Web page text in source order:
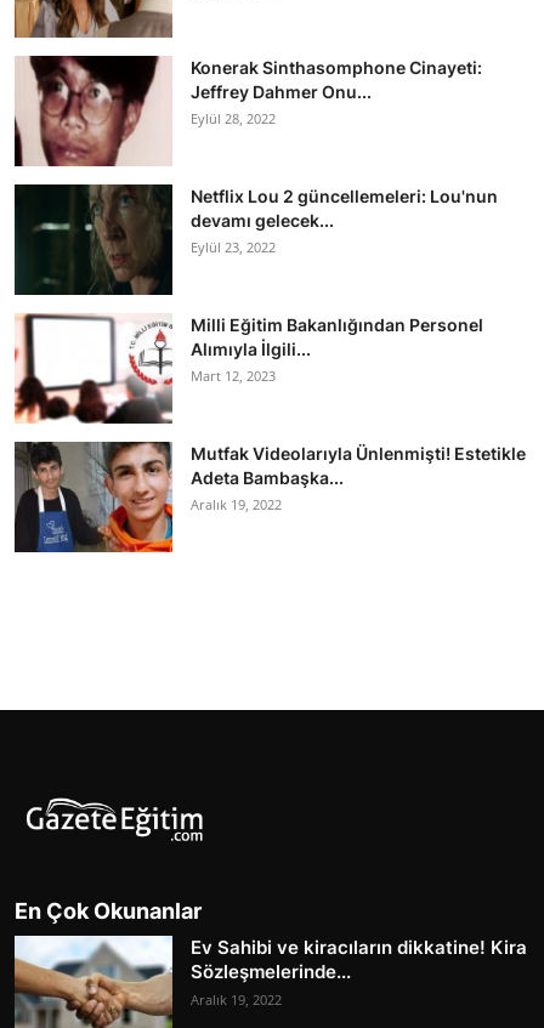
Konerak Sinthasomphone Cinayeti:
Jeffrey Dahmer Onu...
Eylül 28, 2022
Netflix Lou 2 güncellemeleri: Lou'nun
devamı gelecek...
Eylül 23, 2022
Milli Eğitim Bakanlığından Personel
Alımıyla İlgili...
Mart 12, 2023
Mutfak Videolarıyla Ünlenmişti! Estetikle
Adeta Bambaşka...
Aralık 19, 2022
En Çok Okunanlar
Ev Sahibi ve kiracıların dikkatine! Kira
Sözleşmelerinde...
Aralık 19, 2022